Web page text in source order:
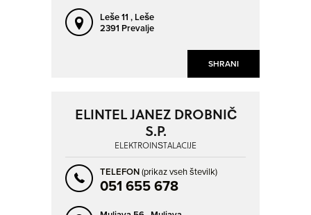
SHRANI
Leše 11 , Leše
2391 Prevalje
ELINTEL JANEZ DROBNIČ
S.P.
ELEKTROINŠTALACIJE
TELEFON(prikaz vseh številk)
051 655 678